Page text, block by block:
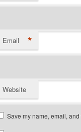
Email *
Website
Save my name, email,